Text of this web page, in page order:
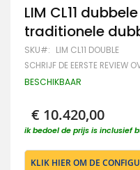
Ga
naar
het
begin
van
de
afbeeldingen-
LIM CL11
traditionele
SKU LIM CL11 DOUBLE
SCHRIJF DE EERSTE REVIEW
BESCHIKBAAR
€ 10.420,00
ik bedoel de prijs is inclusief
KLIK HIER OM DE